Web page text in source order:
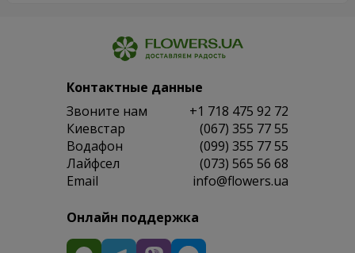
Контактные данные
Звоните нам
+1 718 475 92 72
Киевстар
(067) 355 77 55
Водафон
(099) 355 77 55
Лайфсел
(073) 565 56 68
Email
info@flowers.ua
Онлайн поддержка